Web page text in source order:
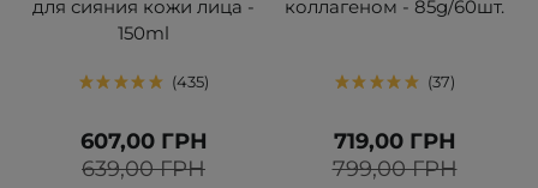
для сияния кожи лица -
150ml
435
639,00 ГРН
607,00 ГРН
коллагеном - 85g/60шт.
37
799,00 ГРН
719,00 ГРН